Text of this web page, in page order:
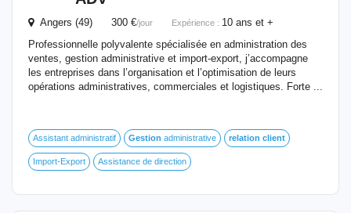
Angers (49) 300 €/jour Expérience : 10 ans et +
Professionnelle polyvalente spécialisée en administration des
ventes, gestion administrative et import-export, j’accompagne
les entreprises dans l’organisation et l’optimisation de leurs
opérations administratives, commerciales et logistiques. Forte ...
Assistant administratif Gestion administrative relation client
Import-Export Assistance de direction